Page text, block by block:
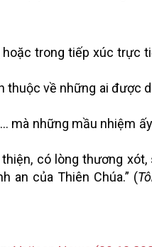
trong tiếp xúc trực
thuộc về những ai được
mà những mầu nhiệm
có lòng thương xót,
an của Thiên Chúa.” (